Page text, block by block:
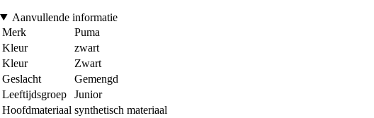
Aanvullende informatie
Merk
Puma
Kleur
zwart
Kleur
Zwart
Geslacht
Gemengd
Leeftijdsgroep
Junior
Hoofdmateriaal synthetisch materiaal